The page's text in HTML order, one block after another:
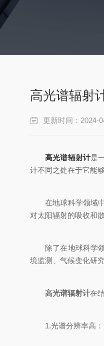
高光谱辐射
更新时间：2024-
高光谱辐射计是
计不同之处在于它能
在地球科学领域中
对太阳辐射的吸收和
除了在地球科学领
境监测、气候变化研
高光谱辐射计在
1.光谱分辨率高：